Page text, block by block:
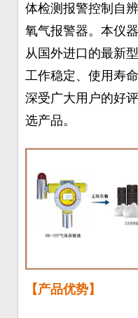
体检测报警控制自
氧气报警器。本仪
从国外进口的最新
工作稳定、使用寿
深受广大用户的好
选产品。
【产品优势】